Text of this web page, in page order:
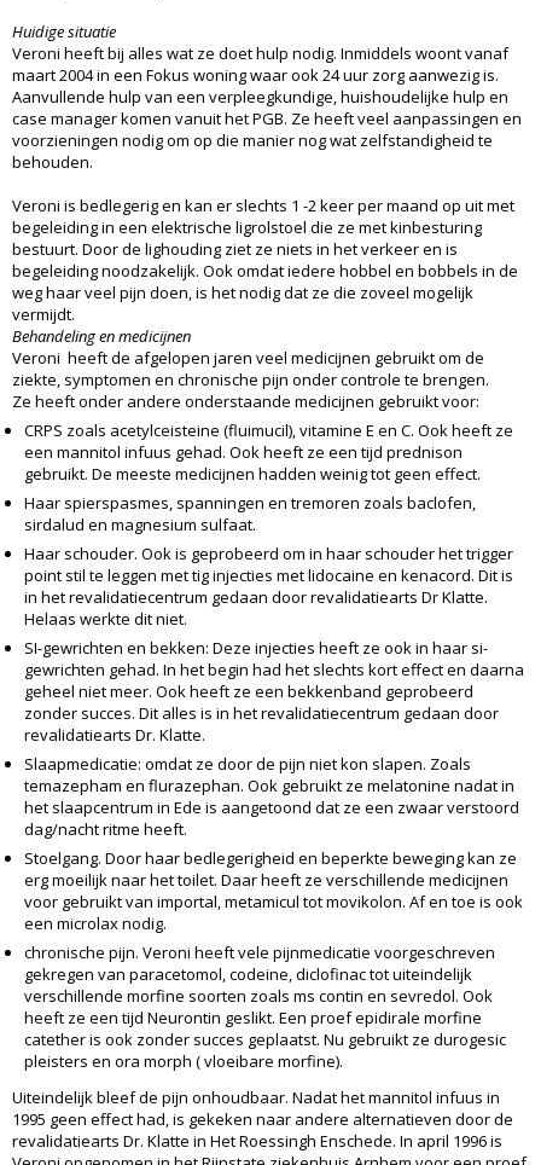
Huidige situatie
Veroni heeft bij alles wat ze doet hulp nodig. Inmiddels woont vanaf
maart 2004 in een Fokus woning waar ook 24 uur zorg aanwezig is.
Aanvullende hulp van een verpleegkundige, huishoudelijke hulp en
case manager komen vanuit het PGB. Ze heeft veel aanpassingen en
voorzieningen nodig om op die manier nog wat zelfstandigheid te
behouden.
Veroni is bedlegerig en kan er slechts 1 -2 keer per maand op uit met
begeleiding in een elektrische ligrolstoel die ze met kinbesturing
bestuurt. Door de lighouding ziet ze niets in het verkeer en is
begeleiding noodzakelijk. Ook omdat iedere hobbel en bobbels in de
weg haar veel pijn doen, is het nodig dat ze die zoveel mogelijk
vermijdt.
Behandeling en medicijnen
Veroni heeft de afgelopen jaren veel medicijnen gebruikt om de
ziekte, symptomen en chronische pijn onder controle te brengen.
Ze heeft onder andere onderstaande medicijnen gebruikt voor:
CRPS zoals acetylceisteine (fluimucil), vitamine E en C. Ook heeft ze
een mannitol infuus gehad. Ook heeft ze een tijd prednison
gebruikt. De meeste medicijnen hadden weinig tot geen effect.
Haar spierspasmes, spanningen en tremoren zoals baclofen,
sirdalud en magnesium sulfaat.
Haar schouder. Ook is geprobeerd om in haar schouder het trigger
point stil te leggen met tig injecties met lidocaine en kenacord. Dit is
in het revalidatiecentrum gedaan door revalidatiearts Dr Klatte.
Helaas werkte dit niet.
SI-gewrichten en bekken: Deze injecties heeft ze ook in haar si-
gewrichten gehad. In het begin had het slechts kort effect en daarna
geheel niet meer. Ook heeft ze een bekkenband geprobeerd
zonder succes. Dit alles is in het revalidatiecentrum gedaan door
revalidatiearts Dr. Klatte.
Slaapmedicatie: omdat ze door de pijn niet kon slapen. Zoals
temazepham en flurazephan. Ook gebruikt ze melatonine nadat in
het slaapcentrum in Ede is aangetoond dat ze een zwaar verstoord
dag/nacht ritme heeft.
Stoelgang. Door haar bedlegerigheid en beperkte beweging kan ze
erg moeilijk naar het toilet. Daar heeft ze verschillende medicijnen
voor gebruikt van importal, metamicul tot movikolon. Af en toe is ook
een microlax nodig.
chronische pijn. Veroni heeft vele pijnmedicatie voorgeschreven
gekregen van paracetomol, codeine, diclofinac tot uiteindelijk
verschillende morfine soorten zoals ms contin en sevredol. Ook
heeft ze een tijd Neurontin geslikt. Een proef epidirale morfine
catether is ook zonder succes geplaatst. Nu gebruikt ze durogesic
pleisters en ora morph ( vloeibare morfine).
Uiteindelijk bleef de pijn onhoudbaar. Nadat het mannitol infuus in
1995 geen effect had, is gekeken naar andere alternatieven door de
revalidatiearts Dr. Klatte in Het Roessingh Enschede. In april 1996 is